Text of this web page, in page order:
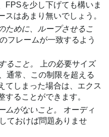
FPSを少し下げても構いま
はあまり無いでしょう。
ために、ループさせるこ
フレームが一致するよう
ること。
上の必要サイズ
通常、この制限を超える
てしまった場合は、エクス
することができます。
ムがないこと。
オーディ
ておけば問題ありませ